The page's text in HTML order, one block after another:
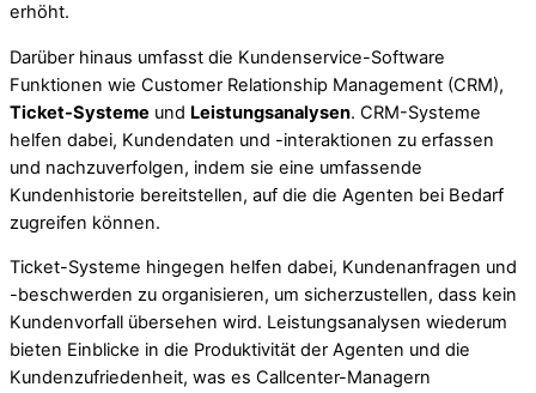
erhöht.
Darüber hinaus umfasst die Kundenservice-Software
Funktionen wie Customer Relationship Management (CRM),
Ticket-Systeme und Leistungsanalysen. CRM-Systeme
helfen dabei, Kundendaten und -interaktionen zu erfassen
und nachzuverfolgen, indem sie eine umfassende
Kundenhistorie bereitstellen, auf die die Agenten bei Bedarf
zugreifen können.
Ticket-Systeme hingegen helfen dabei, Kundenanfragen und
-beschwerden zu organisieren, um sicherzustellen, dass kein
Kundenvorfall übersehen wird. Leistungsanalysen wiederum
bieten Einblicke in die Produktivität der Agenten und die
Kundenzufriedenheit, was es Callcenter-Managern